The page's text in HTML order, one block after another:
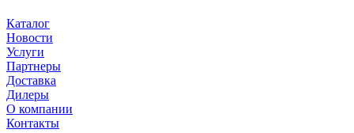
Каталог
Новости
Услуги
Партнеры
Доставка
Дилеры
О компании
Контакты